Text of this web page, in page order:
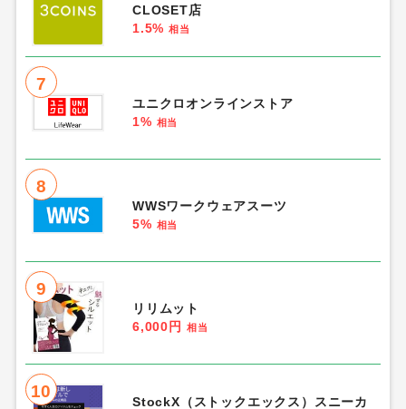
CLOSET店
1.5% 相当
7
ユニクロオンラインストア
1% 相当
8
WWSワークウェアスーツ
5% 相当
9
リリムット
6,000円
相当
10
StockX（ストックエックス）スニーカ